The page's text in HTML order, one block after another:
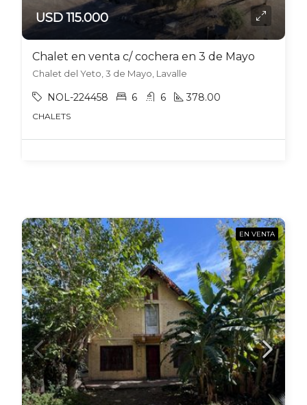
USD 115.000
Chalet en venta c/ cochera en 3 de Mayo
Chalet del Yeto, 3 de Mayo, Lavalle
NOL-224458 6 6 378.00
CHALETS
EN VENTA